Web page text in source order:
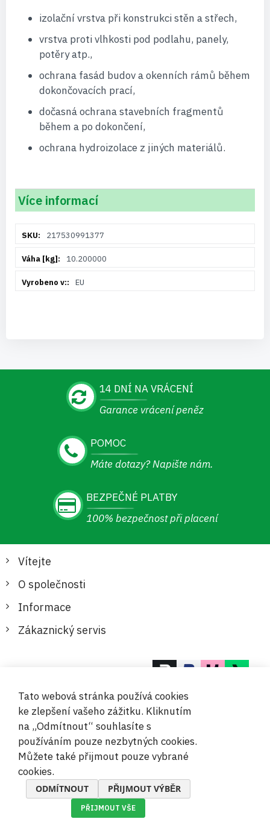
izolační vrstva při konstrukci stěn a střech,
vrstva proti vlhkosti pod podlahu, panely,
potěry atp.,
ochrana fasád budov a okenních rámů během
dokončovacích prací,
dočasná ochrana stavebních fragmentů
během a po dokončení,
ochrana hydroizolace z jiných materiálů.
Více informací
informací217530991377
10.200000
EU
14 DNÍ NA VRÁCENÍ
Garance vrácení peněz
POMOC
Máte dotazy? Napište nám.
BEZPEČNÉ PLATBY
100% bezpečnost při placení
Vítejte
O společnosti
Informace
Zákaznický servis
© 2019-2026 Megamix s.r.o.
Tato webová stránka používá cookies
ke zlepšení vašeho zážitku. Kliknutím
na „Odmítnout“ souhlasíte s
používáním pouze nezbytných cookies.
Můžete také přijmout pouze vybrané
cookies.
ODMÍTNOUT PŘIJMOUT VÝBĚR
PŘIJMOUT VŠE